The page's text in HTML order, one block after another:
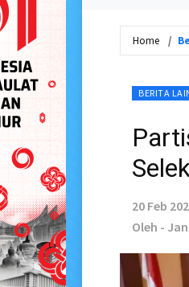
Home
BERITA
20 Feb
Oleh -